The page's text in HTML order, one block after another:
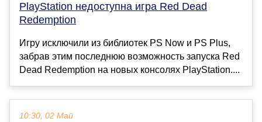
PlayStation недоступна игра Red Dead
Redemption
Игру исключили из библиотек PS Now и PS Plus,
забрав этим последнюю возможность запуска Red
Dead Redemption на новых консолях PlayStation....
10:30, 02 Май